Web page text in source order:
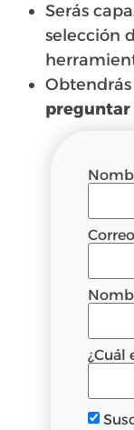
Serás
selección
preguntar
¿Cuál